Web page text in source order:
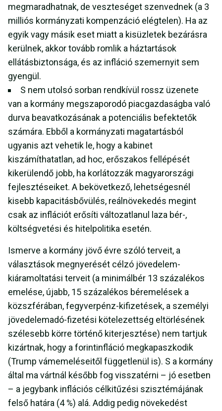
megmaradhatnak, de veszteséget szenvednek (a 3
milliós kormányzati kompenzáció elégtelen). Ha az
egyik vagy másik eset miatt a kisüzletek bezárásra
kerülnek, akkor tovább romlik a háztartások
ellátásbiztonsága, és az infláció szemernyit sem
gyengül.
S nem utolsó sorban rendkívül rossz üzenete
van a kormány megszaporodó piacgazdaságba való
durva beavatkozásának a potenciális befektetők
számára. Ebből a kormányzati magatartásból
ugyanis azt vehetik le, hogy a kabinet
kiszámíthatatlan, ad hoc, erőszakos fellépését
kikerülendő jobb, ha korlátozzák magyarországi
fejlesztéseiket. A bekövetkező, lehetségesnél
kisebb kapacitásbővülés, reálnövekedés megint
csak az inflációt erősíti változatlanul laza bér-,
költségvetési és hitelpolitika esetén.
Ismerve a kormány jövő évre szóló terveit, a
választások megnyerését célzó jövedelem-
kiáramoltatási terveit (a minimálbér 13 százalékos
emelése, újabb, 15 százalékos béremelések a
közszférában, fegyverpénz-kifizetések, a személyi
jövedelemadó-fizetési kötelezettség eltörlésének
szélesebb körre történő kiterjesztése) nem tartjuk
kizártnak, hogy a forintinfláció megkapaszkodik
(Trump vámemeléseitől függetlenül is). S a kormány
által ma vártnál később fog visszatérni – jó esetben
– a jegybank inflációs célkitűzési szisztémájának
felső határa (4 %) alá. Addig pedig növekedést